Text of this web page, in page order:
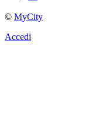
© MyCity
Accedi